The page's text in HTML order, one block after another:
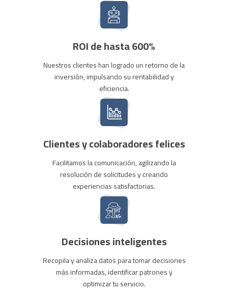
ROI de hasta 600%
Nuestros clientes han logrado un retorno de la
inversión, impulsando su rentabilidad y
eficiencia.
Clientes y colaboradores felices
Facilitamos la comunicación, agilizando la
resolución de solicitudes y creando
experiencias satisfactorias.
Decisiones inteligentes
Recopila y analiza datos para tomar decisiones
más informadas, identificar patrones y
optimizar tu servicio.